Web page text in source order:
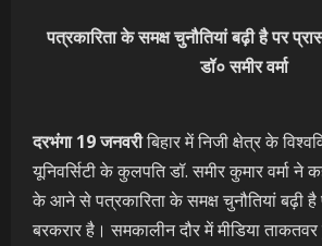
पत्रकारिता के समक्ष चुनौतियां बढ़ी है पर
डॉ० समीर वर्मा
दरभंगा 19 जनवरीबिहार में निजी क्षेत्र के
यूनिवर्सिटी के कुलपति डॉ. समीर कुमार वर्मा ने
के आने से पत्रकारिता के समक्ष चुनौतियां बढ़ी है
बरकरार है। समकालीन दौर में मीडिया